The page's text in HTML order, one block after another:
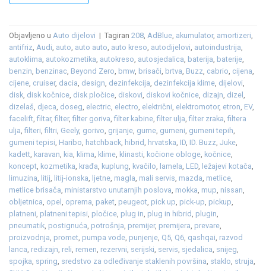
Objavljeno u Auto dijelovi | Tagiran 208, AdBlue, akumulator, amortizeri,
antifriz, Audi, auto, auto auto, auto kreso, autodijelovi, autoindustrija,
autoklima, autokozmetika, autokreso, autosjedalica, baterija, baterije,
benzin, benzinac, Beyond Zero, bmw, brisači, brtva, Buzz, cabrio, cijena,
cijene, cruiser, dacia, design, dezinfekcija, dezinfekcija klime, dijelovi,
disk, disk kočnice, disk pločice, diskovi, diskovi kočnice, dizajn, dizel ,
dizelaš, djeca, doseg, electric, electro, električni, elektromotor, etron, EV,
facelift,filtar,filter,filter goriva,filter kabine,filter ulja,filter zraka,filtera
ulja,filteri,filtri, Geely, gorivo, grijanje, gume, gumeni, gumeni tepih,
gumeni tepisi, Haribo, hatchback, hibrid, hrvatska, ID, ID. Buzz, Juke,
kadett, karavan, kia, klima, klime, klinasti, kočione obloge, kočnice,
koncept, kozmetika, krađa, kuplung, kvačilo, lamela, LED, ležajevi kotača,
limuzina, litij, litij-ionska, ljetne, magla, mali servis, mazda, metlice,
metlice brisača, ministarstvo unutarnjih poslova, mokka, mup, nissan,
obljetnica, opel , oprema, paket, peugeot, pick up, pick-up, pickup,
platneni, platneni tepisi, pločice, plug in, plug in hibrid, plugin,
pneumatik, postignuća, potrošnja, premijer, premijera, prevare,
proizvodnja, promet, pumpa vode, punjenje, Q5, Q6, qashqai, razvod
lanca, redizajn, reli, remen, rezervni, serijski, servis, sjedalica, snijeg,
spojka, spring, sredstvo za odleđivanje staklenih površina, staklo, struja,